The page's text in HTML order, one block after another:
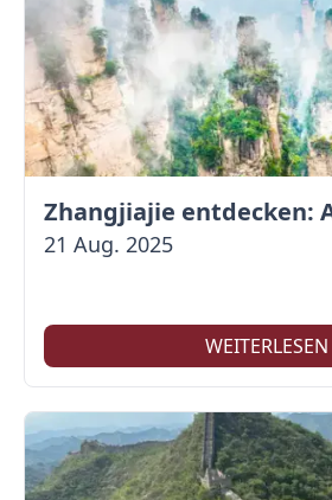
21 Aug. 2025
WEITERLESEN